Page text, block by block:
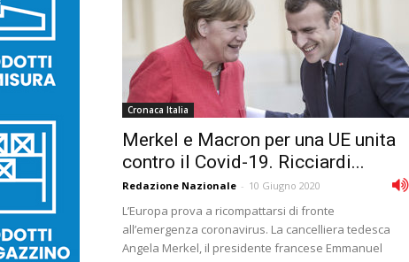
Cronaca Italia
Merkel e Macron per una UE unita
contro il Covid-19. Ricciardi...
Redazione Nazionale - 10 Giugno 2020
L’Europa prova a ricompattarsi di fronte
all’emergenza coronavirus. La cancelliera tedesca
Angela Merkel, il presidente francese Emmanuel